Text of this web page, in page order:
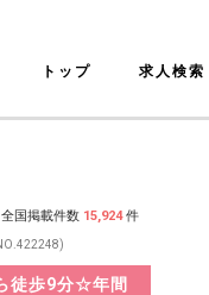
トップ 求人検索
国掲載件数 15,924件
徒歩9分☆年間